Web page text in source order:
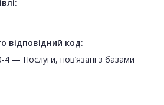
відповідний код:
— Послуги, пов’язані з базами